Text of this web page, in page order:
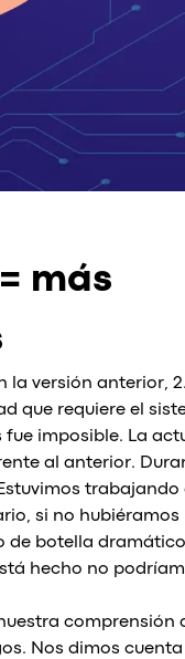
más
la versión anterior,
que requiere el
fue imposible. La
al anterior.
trabajando
si no hubiéramos
de botella
hecho no
comprensión
Nos dimos cuenta